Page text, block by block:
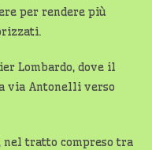
per rendere più
Lombardo, dove il
via Antonelli verso
nel tratto compreso tra